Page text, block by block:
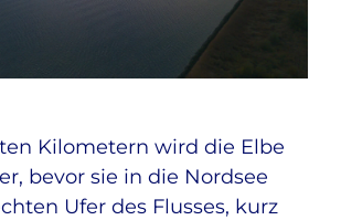
Kilometern wird die Elbe
bevor sie in die Nordsee
Ufer des Flusses, kurz